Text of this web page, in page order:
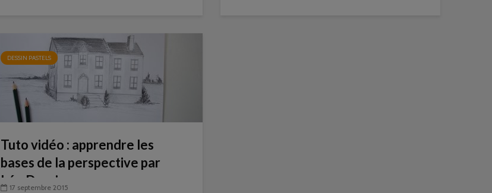
DESSIN PASTELS
Tuto vidéo : apprendre les
bases de la perspective par
Léo Dessin
17 septembre 2015